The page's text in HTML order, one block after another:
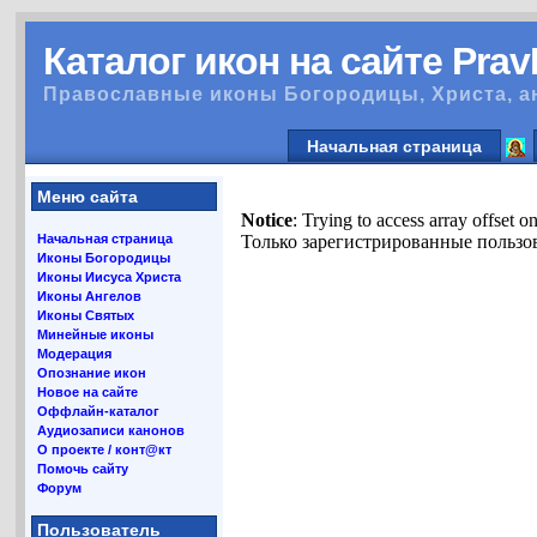
Каталог икон на сайте
Православные иконы Богородицы, Христа,
Начальная страница
Меню сайта
Начальная страница
Иконы Богородицы
Иконы Иисуса Христа
Иконы Ангелов
Иконы Святых
Минейные иконы
Модерация
Опознание икон
Новое на сайте
Оффлайн-каталог
Аудиозаписи канонов
О проекте / конт@кт
Помочь сайту
Форум
Пользователь
Notice: Trying to access array offset
Только зарегистрированные